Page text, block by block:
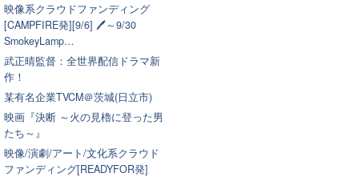
映像系クラウドファンディング
[CAMPFIRE発][9/6] 🖊～9/30
SmokeyLamp…
武正晴監督：全世界配信ドラマ新
作！
某有名企業TVCM＠茨城(日立市)
映画『決断 ～火の見櫓に登った男
たち～』
映像/演劇/アート/文化系クラウド
ファンディング[READYFOR発]